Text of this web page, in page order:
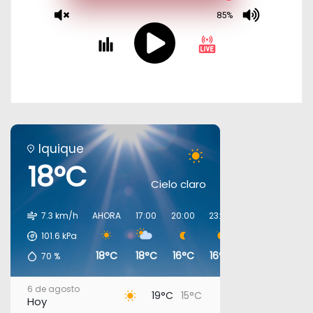
Iquique
18°C Cielo claro
7.3 km/h
101.6 kPa
70 %
AHORA
18°C
17:00
18°C
20:00
16°C
23:00
16°C
6 de agosto
Hoy 19°C 15°C